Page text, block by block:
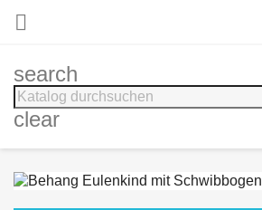

search
clear